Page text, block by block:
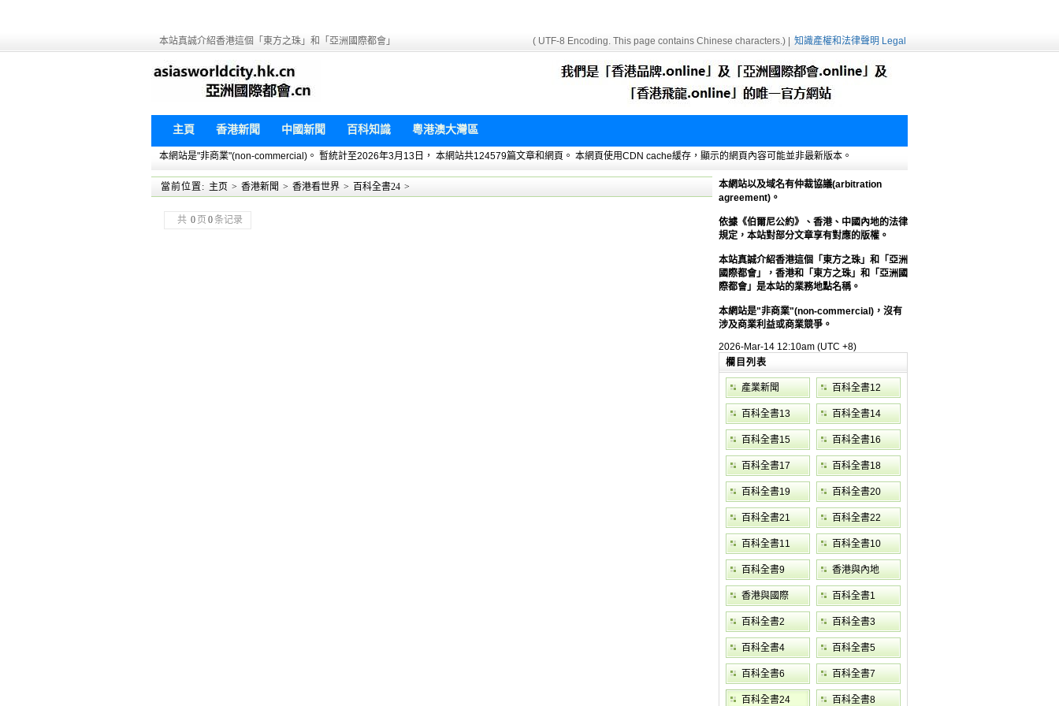
本站真誠介紹香港這個「東方之珠」和「亞洲國際都會」 ( UTF-8 Encoding. This page contains Chinese characters.) | 知識產權和法律聲明 Legal
主頁 香港新聞 中國新聞 百科知識 粵港澳大灣區
本網站是"非商業"(non-commercial)。 暫統計至2026年3月13日， 本網站共124579篇文章和網頁。 本網頁使用CDN cache緩存，顯示的網頁內容可能並非最新版本。
當前位置: 主页 > 香港新聞 > 香港看世界 > 百科全書24 >
共 0 页 0 条记录
本網站以及域名有仲裁協議(arbitration
agreement)。
依據《伯爾尼公約》、香港、中國內地的法律
規定，本站對部分文章享有對應的版權。
本站真誠介紹香港這個「東方之珠」和「亞洲
國際都會」，香港和「東方之珠」和「亞洲國
際都會」是本站的業務地點名稱。
本網站是"非商業"(non-commercial)，沒有
涉及商業利益或商業競爭。
2026-Mar-14 12:10am (UTC +8)
欄目列表
產業新聞 百科全書12
百科全書13 百科全書14
百科全書15 百科全書16
百科全書17 百科全書18
百科全書19 百科全書20
百科全書21 百科全書22
百科全書11 百科全書10
百科全書9 香港與內地
香港與國際 百科全書1
百科全書2 百科全書3
百科全書4 百科全書5
百科全書6 百科全書7
百科全書24 百科全書8